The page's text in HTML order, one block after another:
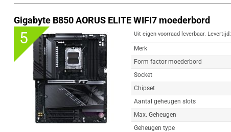
Gigabyte B850 AORUS ELITE WIFI7 moederbord
5 Uit eigen voorraad leverbaar. Levertijd:
Merk
Form factor moederbord
Socket
Chipset
Aantal geheugen slots
Max. Geheugen
Geheugen type